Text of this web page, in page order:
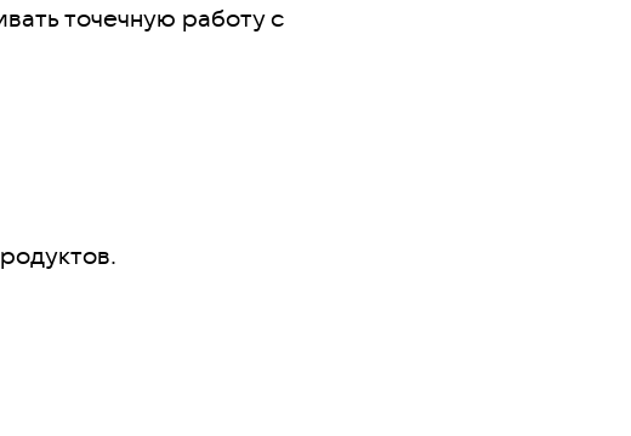
точечную работу с